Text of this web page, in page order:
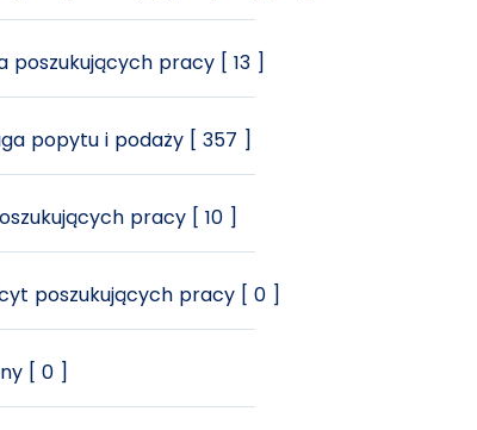
poszukujących pracy [ 13 ]
popytu i podaży [ 357 ]
pracy [ 10 ]
poszukujących pracy [ 0 ]
[ 0 ]